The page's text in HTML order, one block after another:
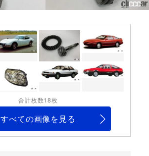
合計枚数18枚
すべての画像を見る